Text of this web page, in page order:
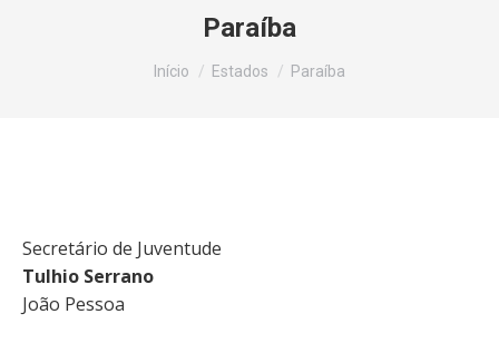
Paraíba
Você está aqui:
Início Estados Paraíba
Secretário de Juventude
Tulhio Serrano
João Pessoa